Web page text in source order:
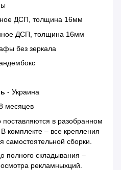
ДСП, толщина 16мм
ДСП, толщина 16мм
без зеркала
- Украина
месяцев
поставляются в разобранном
комплекте – все крепления
самостоятельной сборки.
полного складывания –
рекламныхций.